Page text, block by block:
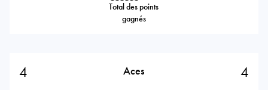
Total des points
gagnés
4 Aces 4